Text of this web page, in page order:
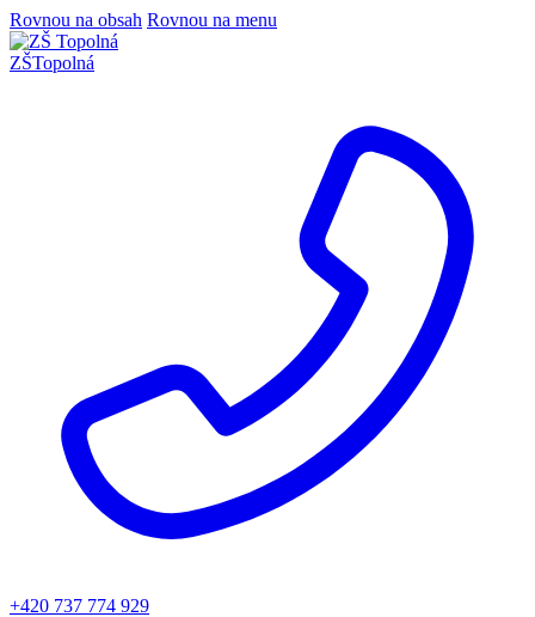
Rovnou na obsah Rovnou na menu
ZŠTopolná
+420 737 774 929